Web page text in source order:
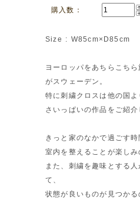
購入数：
Size : W85cm×D85cm
ヨーロッパをあちらこち
がスウェーデン。
特に刺繍クロスは他の国
さいっぱいの作品をご紹
きっと家のなかで過ごす
室内を整えることが楽し
また、刺繍を趣味とする
て、
状態が良いものが見つか